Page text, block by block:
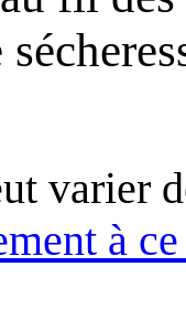
varier
à